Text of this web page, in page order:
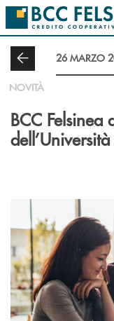
Salta al contenuto
26 MARZO
NOVITÀ
BCC Felsinea